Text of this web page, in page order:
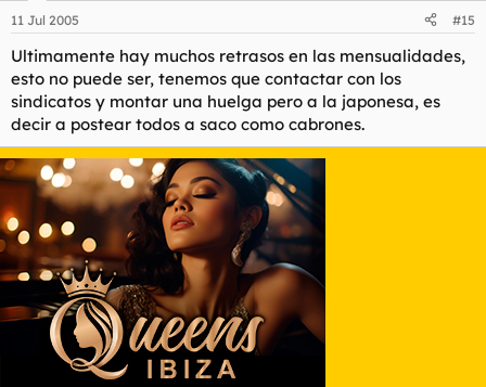
11 Jul 2005 #15
Ultimamente hay muchos retrasos en las mensualidades,
esto no puede ser, tenemos que contactar con los
sindicatos y montar una huelga pero a la japonesa, es
decir a postear todos a saco como cabrones.